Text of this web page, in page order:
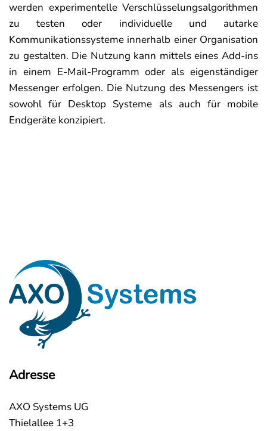
werden experimentelle Verschlüsselungsalgorithmen
zu testen oder individuelle und autarke
Kommunikationssysteme innerhalb einer Organisation
zu gestalten. Die Nutzung kann mittels eines Add-ins
in einem E-Mail-Programm oder als eigenständiger
Messenger erfolgen. Die Nutzung des Messengers ist
sowohl für Desktop Systeme als auch für mobile
Endgeräte konzipiert.
Adresse
AXO Systems UG
Thielallee 1+3